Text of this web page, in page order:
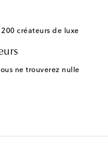
créateurs de luxe
ne trouverez nulle